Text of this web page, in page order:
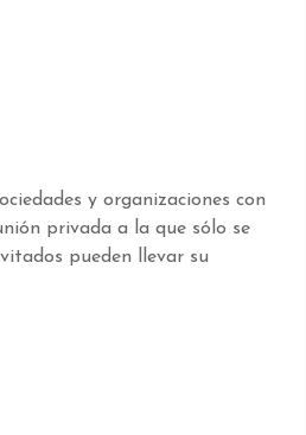
y organizaciones con
privada a la que sólo se
pueden llevar su